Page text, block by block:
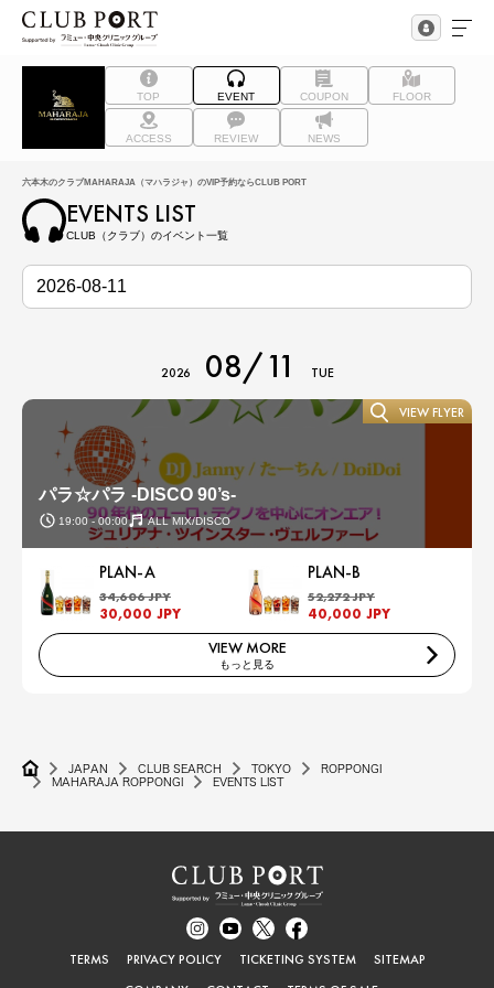
TOP EVENT COUPON FLOOR
ACCESS REVIEW NEWS
六本木のクラブMAHARAJA（マハラジャ）のVIP予約ならCLUB PORT
EVENTS LIST
CLUB（クラブ）のイベント一覧
2026 08/11 TUE
パラ☆パラ -DISCO 90’s-
19:00 - 00:00 ALL MIX/DISCO
VIEW FLYER
PLAN-A
34,606 JPY
30,000 JPY
PLAN-B
52,272 JPY
40,000 JPY
VIEW MORE
もっと見る
JAPAN CLUB SEARCH TOKYO
ROPPONGI
MAHARAJA ROPPONGI
EVENTS LIST
TERMS PRIVACY POLICY TICKETING SYSTEM
SITEMAP